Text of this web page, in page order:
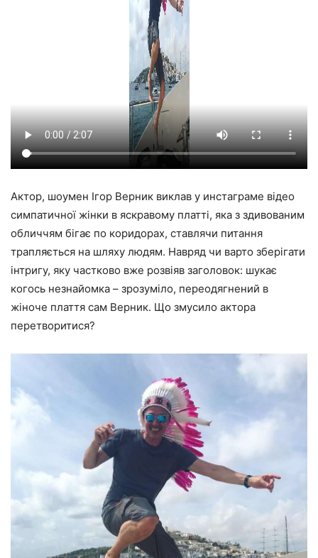
Актор, шоумен Ігор Верник виклав у инстаграме відео
симпатичної жінки в яскравому платті, яка з здивованим
обличчям бігає по коридорах, ставлячи питання
трапляється на шляху людям. Навряд чи варто зберігати
інтригу, яку частково вже розвіяв заголовок: шукає
когось незнайомка – зрозуміло, переодягнений в
жіноче плаття сам Верник. Що змусило актора
перетворитися?